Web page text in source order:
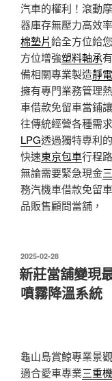
汽車的權利！滾動
器庫存無壓力高效
棉墊片給全方位給
方位增強塑料軸承
備相關專業製造靜
擁有專門業務管理
車借款免留車當鋪
往傳統經營各種需
LPG透過獨特專利
快速東京包車行程
無論需要緊急現金
務汽機車借款免留
品販售顧問當舖，
發
佈
於
2025-02-28
新莊當舖變現
噴霧降溫系統
龜山島賞鯨專業景
適合愛車專業三重